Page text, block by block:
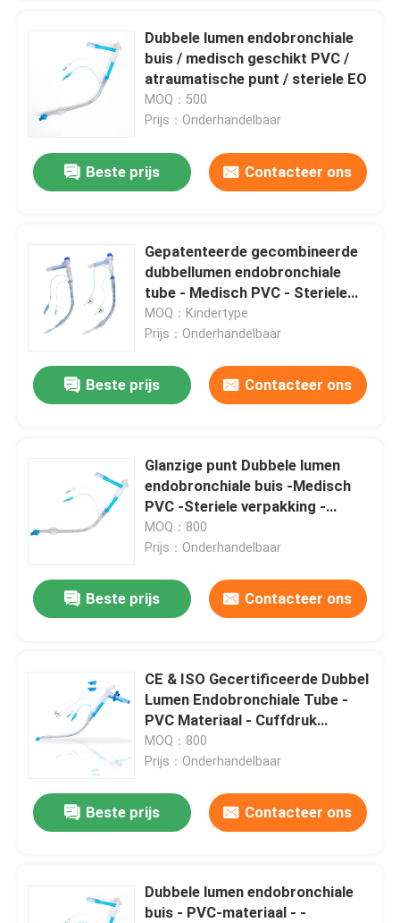
De Manometer van de manchetdruk
Bronchiale Blocker Buis
Zuig katheter
Oropharyngeal Luchtroutebuis
Persoonlijk beschermingsmiddelppe
Verdoofingsmiddelen
Endotracheale buiscomponenten
OEM-katheters
Dubbele lumen endobronchiale
buis / medisch geschikt PVC /
atraumatische punt / steriele EO
MOQ：500
Prijs：Onderhandelbaar
Beste prijs Contacteer ons
Gepatenteerde gecombineerde
dubbellumen endobronchiale
tube - Medisch PVC - Steriele
verpakking - Radiopake marker
MOQ：Kindertype
Prijs：Onderhandelbaar
Beste prijs Contacteer ons
Glanzige punt Dubbele lumen
endobronchiale buis -Medisch
PVC -Steriele verpakking -
Radiopaque marker- ISO CE
gecertificeerd
MOQ：800
Prijs：Onderhandelbaar
Beste prijs Contacteer ons
CE & ISO Gecertificeerde Dubbel
Lumen Endobronchiale Tube -
PVC Materiaal - Cuffdruk
Monitor - Radiopake Marker
MOQ：800
Prijs：Onderhandelbaar
Beste prijs Contacteer ons
Dubbele lumen endobronchiale
buis - PVC-materiaal - -